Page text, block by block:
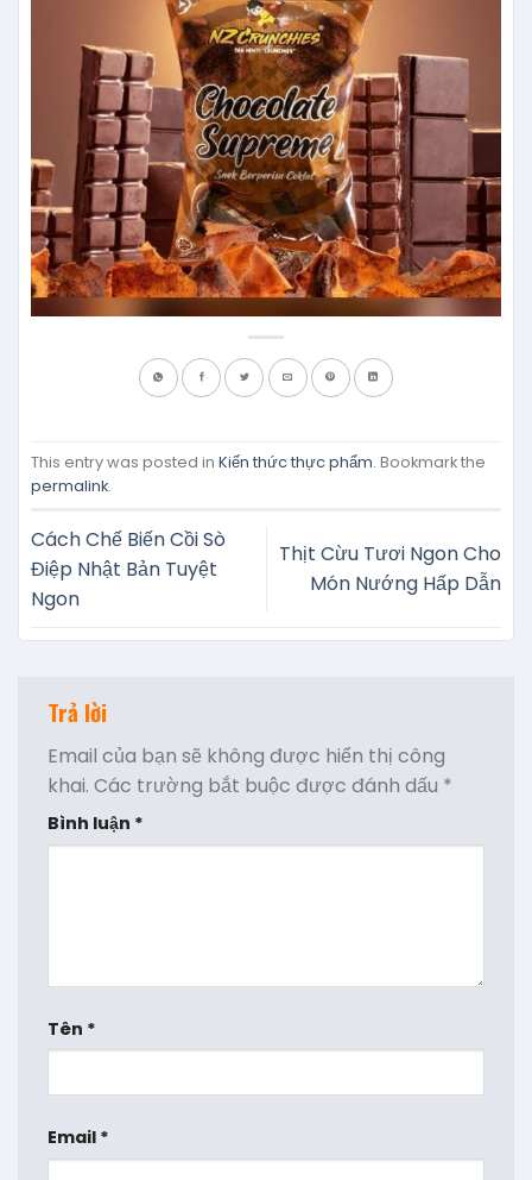
This entry was posted in Kiến thức thực phẩm. Bookmark the
permalink.
Cách Chế Biến Cồi Sò
Điệp Nhật Bản Tuyệt
Ngon
Thịt Cừu Tươi Ngon Cho
Món Nướng Hấp Dẫn
Trả lời
Email của bạn sẽ không được hiển thị công
khai. Các trường bắt buộc được đánh dấu *
Bình luận *
Tên *
Email *